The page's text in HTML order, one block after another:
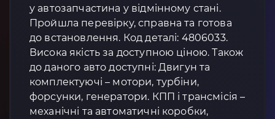
у автозапчастина у відмінному стані.
Пройшла перевірку, справна та готова
до встановлення. Код деталі: 4806033.
Висока якість за доступною ціною. Також
до даного авто доступні: Двигун та
комплектуючі – мотори, турбіни,
форсунки, генератори. КПП і трансмісія –
механічні та автоматичні коробки,